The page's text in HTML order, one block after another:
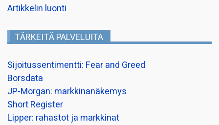
Artikkelin luonti
TÄRKEITÄ PALVELUITA
Sijoitussentimentti: Fear and Greed
Borsdata
JP-Morgan: markkinanäkemys
Short Register
Lipper: rahastot ja markkinat